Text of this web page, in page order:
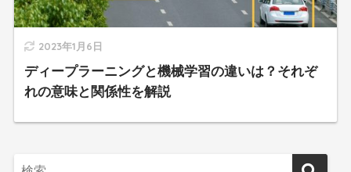
2023年1月6日
ディープラーニングと機械学習の違いは？それぞ
れの意味と関係性を解説